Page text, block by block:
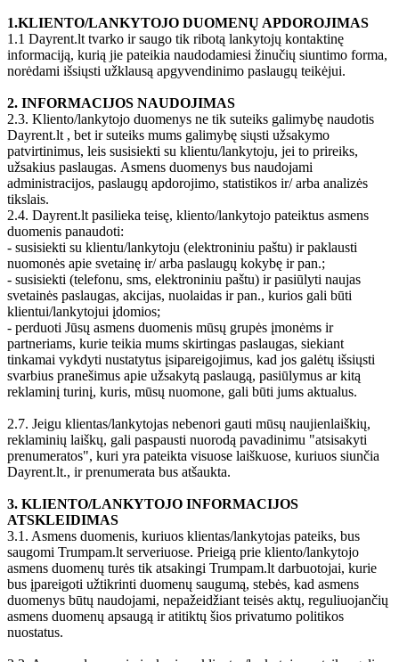
1.KLIENTO/LANKYTOJO DUOMENŲ APDOROJIMAS
1.1 Dayrent.lt tvarko ir saugo tik ribotą lankytojų kontaktinę
informaciją, kurią jie pateikia naudodamiesi žinučių siuntimo forma,
norėdami išsiųsti užklausą apgyvendinimo paslaugų teikėjui.
2. INFORMACIJOS NAUDOJIMAS
2.3. Kliento/lankytojo duomenys ne tik suteiks galimybę naudotis
Dayrent.lt , bet ir suteiks mums galimybę siųsti užsakymo
patvirtinimus, leis susisiekti su klientu/lankytoju, jei to prireiks,
užsakius paslaugas. Asmens duomenys bus naudojami
administracijos, paslaugų apdorojimo, statistikos ir/ arba analizės
tikslais.
2.4. Dayrent.lt pasilieka teisę, kliento/lankytojo pateiktus asmens
duomenis panaudoti:
- susisiekti su klientu/lankytoju (elektroniniu paštu) ir paklausti
nuomonės apie svetainę ir/ arba paslaugų kokybę ir pan.;
- susisiekti (telefonu, sms, elektroniniu paštu) ir pasiūlyti naujas
svetainės paslaugas, akcijas, nuolaidas ir pan., kurios gali būti
klientui/lankytojui įdomios;
- perduoti Jūsų asmens duomenis mūsų grupės įmonėms ir
partneriams, kurie teikia mums skirtingas paslaugas, siekiant
tinkamai vykdyti nustatytus įsipareigojimus, kad jos galėtų išsiųsti
svarbius pranešimus apie užsakytą paslaugą, pasiūlymus ar kitą
reklaminį turinį, kuris, mūsų nuomone, gali būti jums aktualus.
2.7. Jeigu klientas/lankytojas nebenori gauti mūsų naujienlaiškių,
reklaminių laiškų, gali paspausti nuorodą pavadinimu "atsisakyti
prenumeratos", kuri yra pateikta visuose laiškuose, kuriuos siunčia
Dayrent.lt., ir prenumerata bus atšaukta.
3. KLIENTO/LANKYTOJO INFORMACIJOS
ATSKLEIDIMAS
3.1. Asmens duomenis, kuriuos klientas/lankytojas pateiks, bus
saugomi Trumpam.lt serveriuose. Prieigą prie kliento/lankytojo
asmens duomenų turės tik atsakingi Trumpam.lt darbuotojai, kurie
bus įpareigoti užtikrinti duomenų saugumą, stebės, kad asmens
duomenys būtų naudojami, nepažeidžiant teisės aktų, reguliuojančių
asmens duomenų apsaugą ir atitiktų šios privatumo politikos
nuostatus.